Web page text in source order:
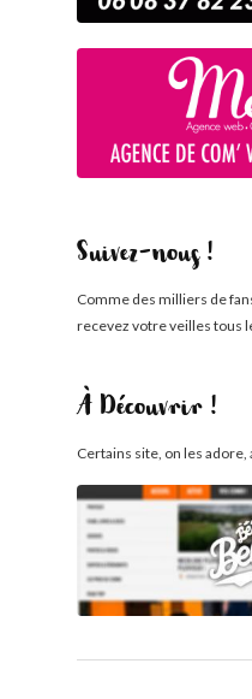
Suivez-nous !
Comme des milliers de
recevez votre veilles tous
À Découvrir !
Certains site, on les adore,